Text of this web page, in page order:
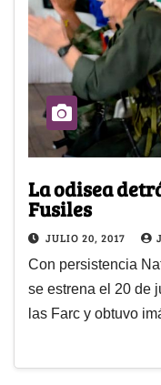
La odisea
Fusiles
JULIO 20, 2017
Con persistencia
se estrena el 20 de
las Farc y obtuvo